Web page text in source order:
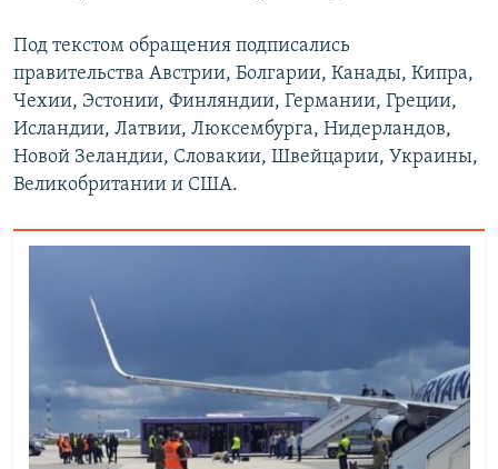
Под текстом обращения подписались
правительства Австрии, Болгарии, Канады, Кипра,
Чехии, Эстонии, Финляндии, Германии, Греции,
Исландии, Латвии, Люксембурга, Нидерландов,
Новой Зеландии, Словакии, Швейцарии, Украины,
Великобритании и США.